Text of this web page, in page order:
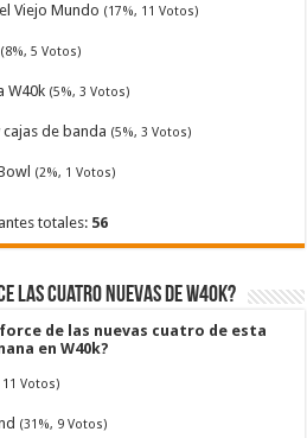
Viejo Mundo (17%, 11 Votos)
(8%, 5 Votos)
W40k (5%, 3 Votos)
de banda (5%, 3 Votos)
(2%, 1 Votos)
totales: 56
las cuatro nuevas de W40k?
de las nuevas cuatro de esta
en W40k?
11 Votos)
(31%, 9 Votos)